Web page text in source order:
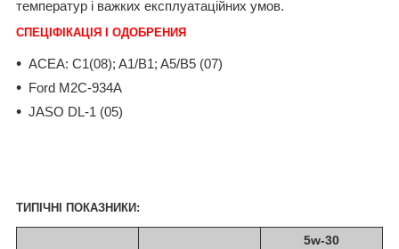
температур і важких експлуатаційних умов.
CПЕЦІФІКАЦІЯ І ОДОБРЕНИЯ
ACEA: C1(08); A1/B1; A5/B5 (07)
Ford M2C-934A
JASO DL-1 (05)
ТИПІЧНІ ПОКАЗНИКИ:
5w-30